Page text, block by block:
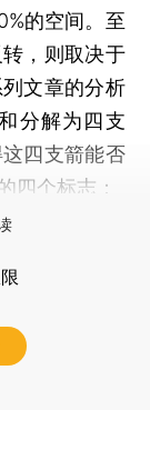
的空间。至
，则取决于
文章的分析
分解为四支
四支箭能否
四个标志：